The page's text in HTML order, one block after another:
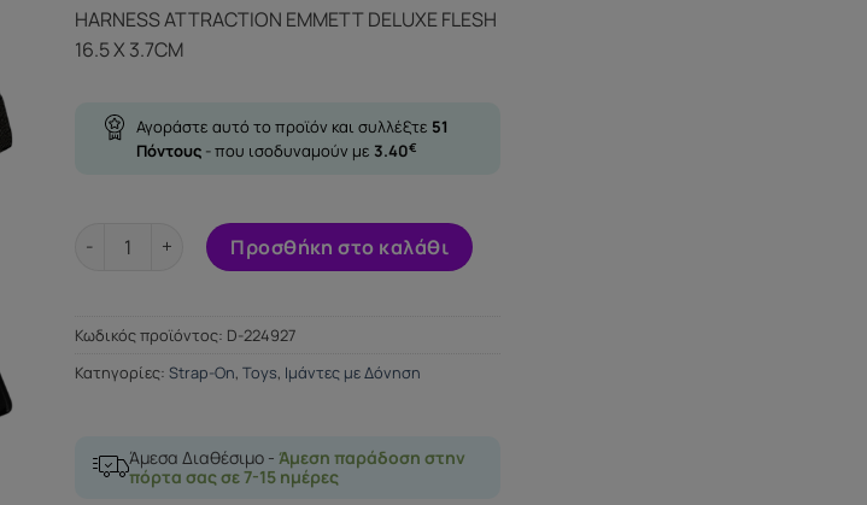
was:
59.74€.
τιμή
HARNESS ATTRACTION EMMETT DELUXE FLESH
16.5 X 3.7CM
Αγοράστε αυτό το προϊόν και συλλέξτε 51
Πόντους - που ισοδυναμούν με 3.40€
HARNESS ATTRACTION EMMETT DELUXE FLESH 16.5 X 3.7CM ποσότητα
Προσθήκη στο καλάθι
Κωδικός προϊόντος: D-224927
Κατηγορίες: Strap-On, Toys, Ιμάντες με Δόνηση
Άμεσα Διαθέσιμο - Άμεση παράδοση στην
πόρτα σας σε 7-15 ημέρες